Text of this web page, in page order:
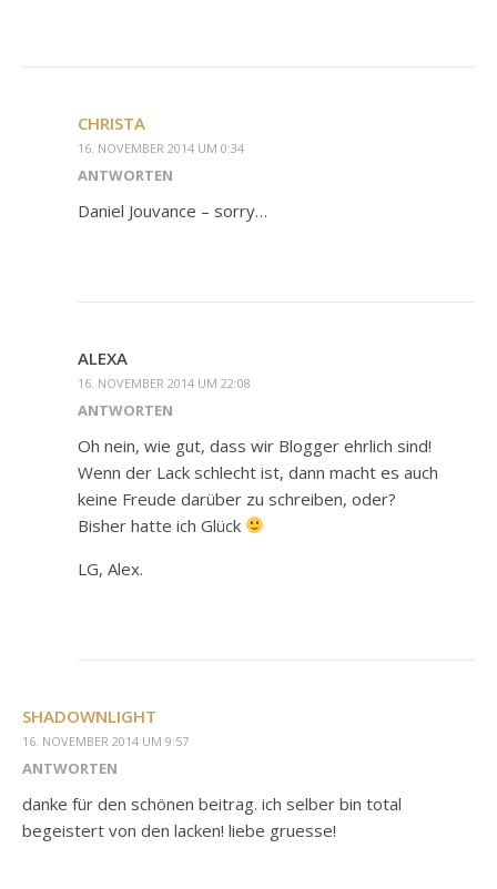
CHRISTA
16. NOVEMBER 2014 UM 0:34
ANTWORTEN
Daniel Jouvance – sorry…
ALEXA
16. NOVEMBER 2014 UM 22:08
ANTWORTEN
Oh nein, wie gut, dass wir Blogger ehrlich sind!
Wenn der Lack schlecht ist, dann macht es auch
keine Freude darüber zu schreiben, oder?
Bisher hatte ich Glück
LG, Alex.
SHADOWNLIGHT
16. NOVEMBER 2014 UM 9:57
ANTWORTEN
danke für den schönen beitrag. ich selber bin total
begeistert von den lacken! liebe gruesse!